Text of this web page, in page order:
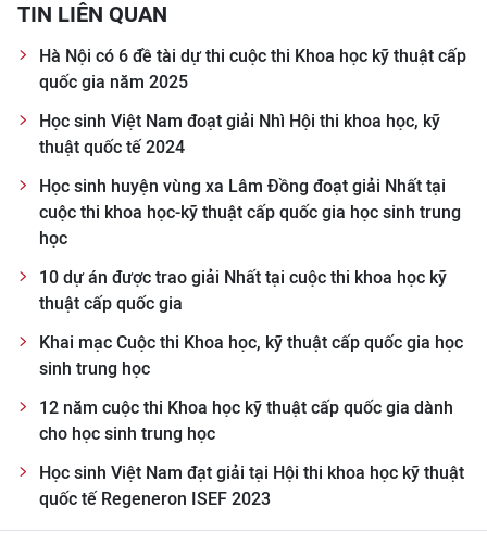
TIN LIÊN QUAN
Hà Nội có 6 đề tài dự thi cuộc thi Khoa học kỹ thuật cấp
quốc gia năm 2025
Học sinh Việt Nam đoạt giải Nhì Hội thi khoa học, kỹ
thuật quốc tế 2024
Học sinh huyện vùng xa Lâm Đồng đoạt giải Nhất tại
cuộc thi khoa học-kỹ thuật cấp quốc gia học sinh trung
học
10 dự án được trao giải Nhất tại cuộc thi khoa học kỹ
thuật cấp quốc gia
Khai mạc Cuộc thi Khoa học, kỹ thuật cấp quốc gia học
sinh trung học
12 năm cuộc thi Khoa học kỹ thuật cấp quốc gia dành
cho học sinh trung học
Học sinh Việt Nam đạt giải tại Hội thi khoa học kỹ thuật
quốc tế Regeneron ISEF 2023